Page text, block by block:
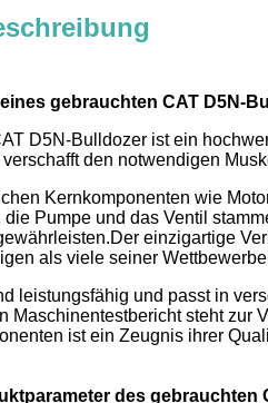
gebrauchten CAT D5N-
D5N-Bulldozer ist ein
den notwendigen
Kernkomponenten wie
die Pumpe und das Ventil
einzigartige
als viele seiner
leistungsfähig und passt in
Maschinentestbericht steht
ist ein Zeugnis ihrer
des gebrauchten